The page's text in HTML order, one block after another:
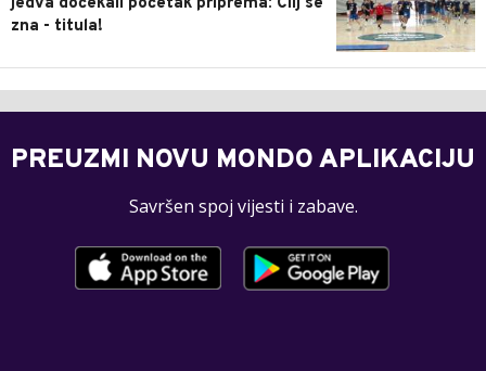
jedva dočekali početak priprema: Cilj se
zna - titula!
PREUZMI NOVU MONDO APLIKACIJU
Savršen spoj vijesti i zabave.